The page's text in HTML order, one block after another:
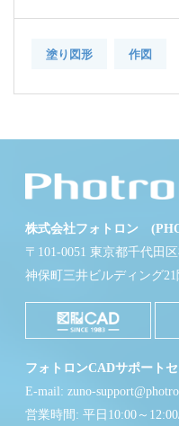
塗り図形 作図
株式会社フォトロン
〒101-0051 東京都千代田
神保町三井ビルディング21
フォトロンCADサポート
E-mail: zuno-
営業時間: 平日10:00～